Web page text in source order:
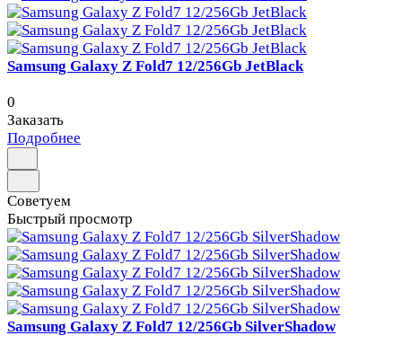
Samsung Galaxy Z Fold7 12/256Gb JetBlack
0
Заказать
Подробнее
Советуем
Быстрый просмотр
Samsung Galaxy Z Fold7 12/256Gb SilverShadow